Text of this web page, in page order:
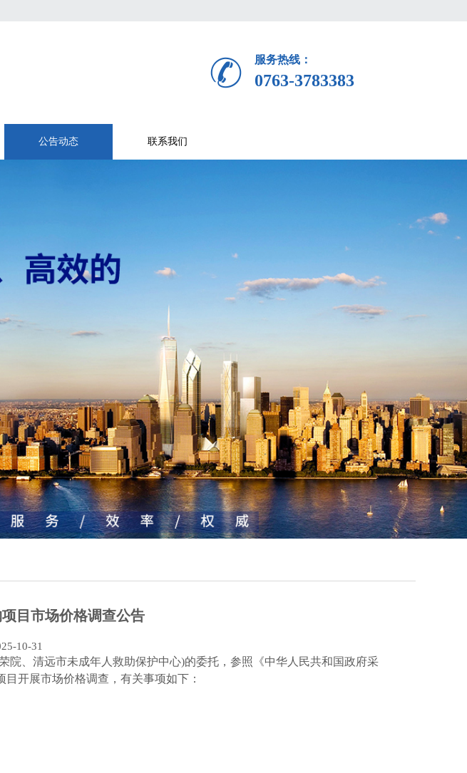
服务热线：
0763-3783383
公告动态 联系我们
目市场价格调查公告
10-31
院、清远市未成年人救助保护中心)的委托， 参照
《中华人民共和国政府采
开展市场价格调查，有关事项如下：